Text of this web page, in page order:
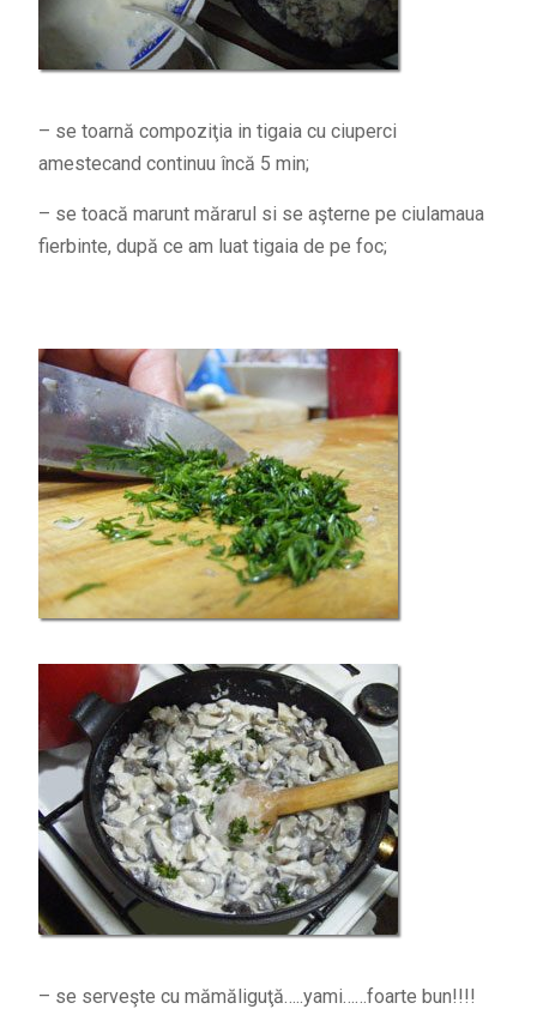
– se toarnă compoziţia in tigaia cu ciuperci
amestecand continuu încă 5 min;
– se toacă marunt mărarul si se aşterne pe ciulamaua
fierbinte, după ce am luat tigaia de pe foc;
– se serveşte cu mămăliguţă…..yami……foarte bun!!!!